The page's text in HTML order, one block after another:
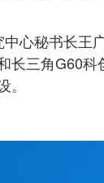
心秘书长
三角G60